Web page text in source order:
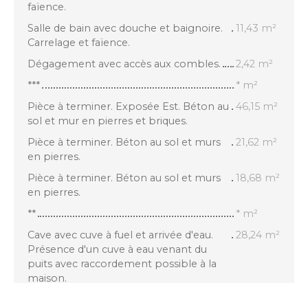
faïence.
Salle de bain avec douche et baignoire.
Carrelage et faïence.
11,43 m²
Dégagement avec accès aux combles.
2,42 m²
***
* m²
Pièce à terminer. Exposée Est. Béton au
sol et mur en pierres et briques.
46,15 m²
Pièce à terminer. Béton au sol et murs
en pierres.
21,62 m²
Pièce à terminer. Béton au sol et murs
en pierres.
18,68 m²
**
* m²
Cave avec cuve à fuel et arrivée d'eau.
Présence d'un cuve à eau venant du
puits avec raccordement possible à la
maison.
28,24 m²